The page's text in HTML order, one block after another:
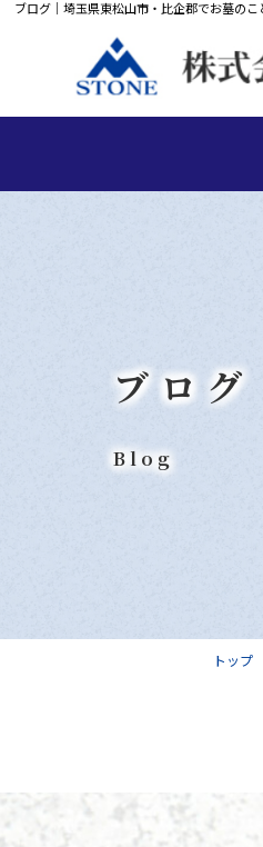
ブログ｜埼玉県東松山市・比企郡でお墓の
ブログ
Blog
トップ